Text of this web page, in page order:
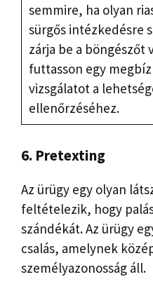
semmire, ha olyan
sürgős intézkedésre
zárja be a böngészőt
futtasson egy
vizsgálatot a
ellenőrzéséhez.
6. Pretexting
Az ürügy egy olyan
feltételezik, hogy
szándékát. Az ürügy
csalás, amelynek
személyazonosság áll.